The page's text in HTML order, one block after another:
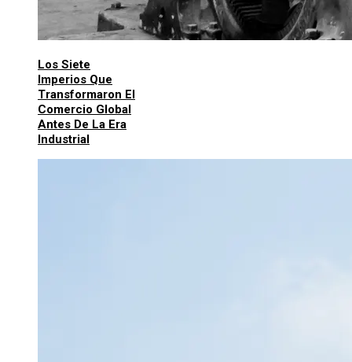
Los Siete
Imperios Que
Transformaron El
Comercio Global
Antes De La Era
Industrial